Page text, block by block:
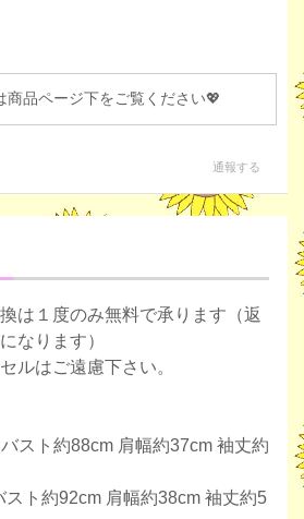
商品ページ下をご覧ください💖
通報する
は１度のみ無料で承ります（返
なります）
ルはご遠慮下さい。
スト約88cm 肩幅約37cm 袖丈約
スト約92cm 肩幅約38cm 袖丈約5